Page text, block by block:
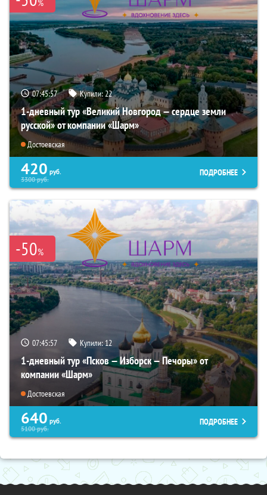
07:45:55 Купили:22
1-дневный тур «Великий Новгород — сердце земли
русской» от компании «Шарм»
Достоевская
420 руб.
3300руб.
ПОДРОБНЕЕ
-50%
07:45:55 Купили:12
1-дневный тур «Псков — Изборск — Печоры» от
компании «Шарм»
Достоевская
640 руб.
5100руб.
ПОДРОБНЕЕ